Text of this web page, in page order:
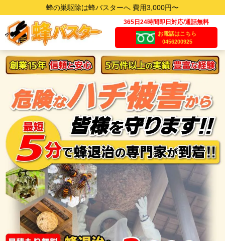
蜂の巣駆除は蜂バスターへ 費用3,000円〜
365日24時間即日対応/通話無料
お電話はこちら
0456200925